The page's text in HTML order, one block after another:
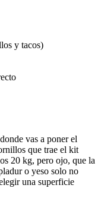
y tacos)
vas a poner el
que trae el kit
20 kg, pero ojo, que la
o yeso solo no
una superficie